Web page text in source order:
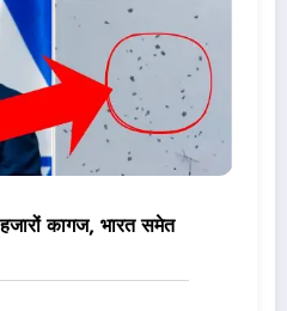
कागज, भारत समेत